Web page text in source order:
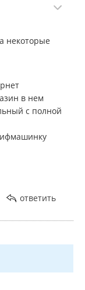
некоторые
в нем
с полной
ответить